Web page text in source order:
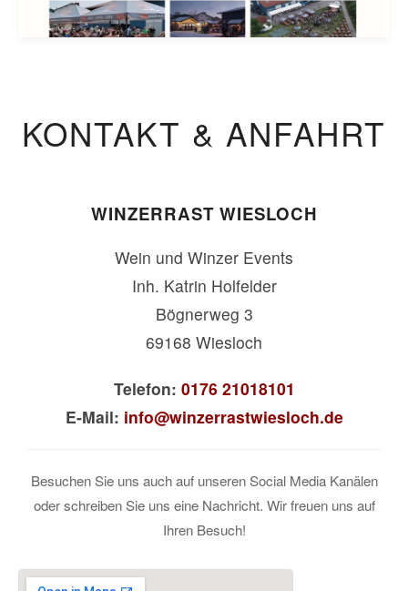
KONTAKT & ANFAHRT
WINZERRAST WIESLOCH
Wein und Winzer Events
Inh. Katrin Holfelder
Bögnerweg 3
69168 Wiesloch
Telefon: 0176 21018101
E-Mail: info@winzerrastwiesloch.de
Besuchen Sie uns auch auf unseren Social Media Kanälen
oder schreiben Sie uns eine Nachricht. Wir freuen uns auf
Ihren Besuch!